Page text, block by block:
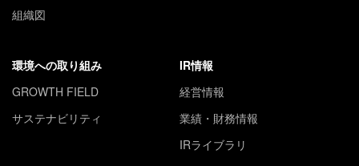
組織図
環境への取り組み
GROWTH FIELD
サステナビリティ
IR情報
経営情報
業績・財務情報
IRライブラリ